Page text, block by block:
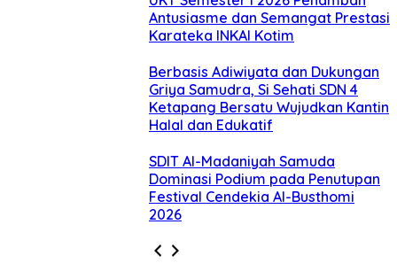
Antusiasme dan Semangat Prestasi
Karateka INKAI Kotim
Berbasis Adiwiyata dan Dukungan
Griya Samudra, Si Sehati SDN 4
Ketapang Bersatu Wujudkan Kantin
Halal dan Edukatif
SDIT Al-Madaniyah Samuda
Dominasi Podium pada Penutupan
Festival Cendekia Al-Busthomi
2026